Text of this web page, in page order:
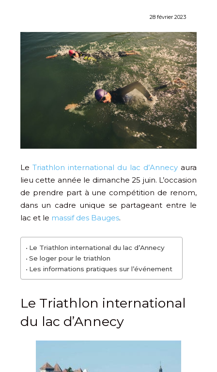
28 février 2023
Le Triathlon international du lac d’Annecy aura
lieu cette année le dimanche 25 juin. L’occasion
de prendre part à une compétition de renom,
dans un cadre unique se partageant entre le
lac et le massif des Bauges.
Le Triathlon international du lac d’Annecy
Se loger pour le triathlon
Les informations pratiques sur l’événement
Le Triathlon international
du lac d’Annecy